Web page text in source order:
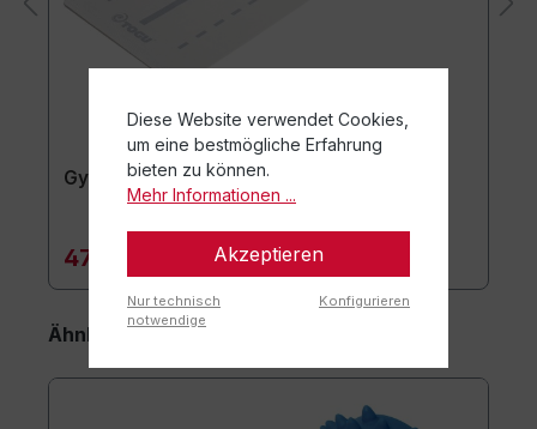
Gymnastikmatte usawa
47,90 €*
Ähnliche Artikel
Diese Website verwendet Cookies,
um eine bestmögliche Erfahrung
bieten zu können.
Mehr Informationen ...
Akzeptieren
Nur technisch
notwendige
Konfigurieren